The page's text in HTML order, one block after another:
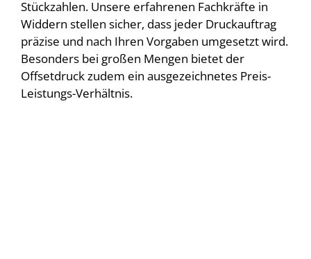
Stückzahlen. Unsere erfahrenen Fachkräfte in
Widdern stellen sicher, dass jeder Druckauftrag
präzise und nach Ihren Vorgaben umgesetzt wird.
Besonders bei großen Mengen bietet der
Offsetdruck zudem ein ausgezeichnetes Preis-
Leistungs-Verhältnis.